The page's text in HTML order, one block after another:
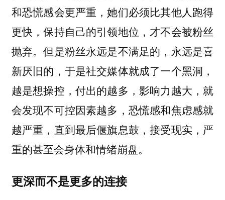
和恐慌感会更严重，她们必须比其他人跑得
更快，保持自己的引领地位，才不会被粉丝
抛弃。但是粉丝永远是不满足的，永远是喜
新厌旧的，于是社交媒体就成了一个黑洞，
越是想操控，付出的越多，影响力越大，就
会发现不可控因素越多，恐慌感和焦虑感就
越严重，直到最后偃旗息鼓，接受现实，严
重的甚至会身体和情绪崩盘。
更深而不是更多的连接